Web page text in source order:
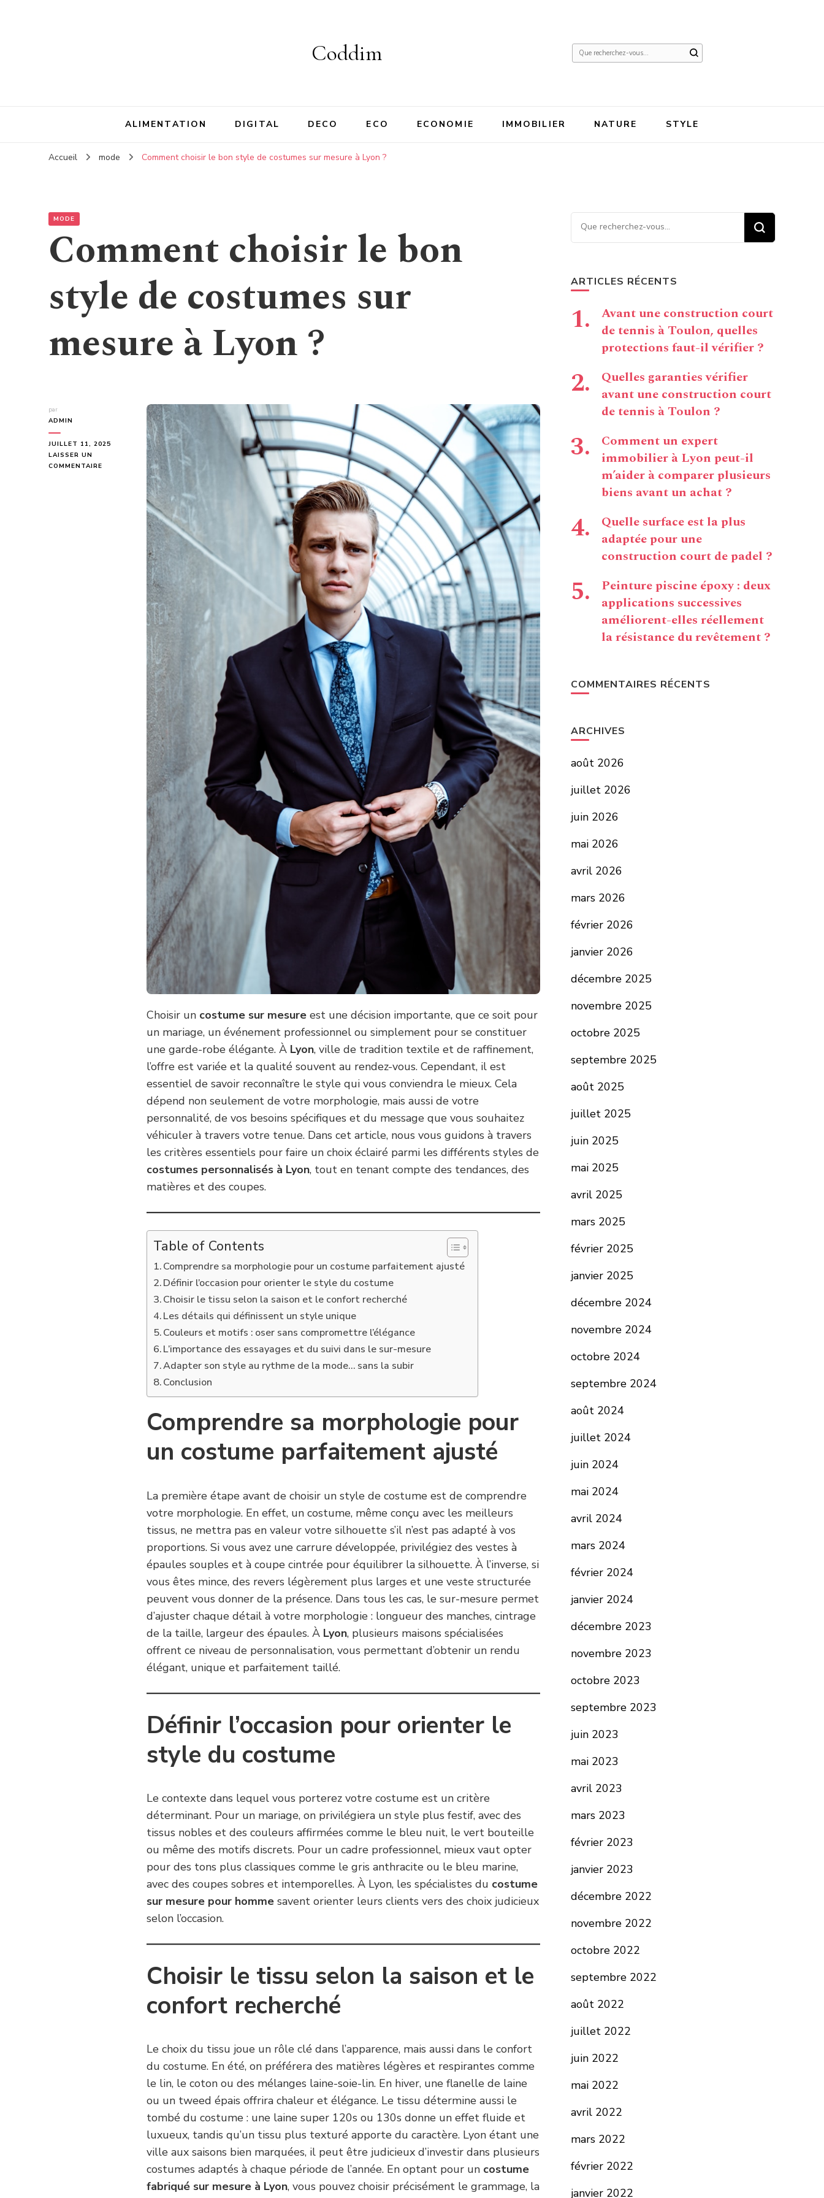
Coddim
Vous
ALIMENTATION DIGITAL DECO ECO ECONOMIE IMMOBILIER NATURE STYLE
Accueil mode Comment choisir le bon style de costumes sur mesure à Lyon ?
MODE
Comment choisir le bon
style de costumes sur
mesure à Lyon ?
par
ADMIN
JUILLET 11, 2025
LAISSER UN
COMMENTAIRE
Choisir un costume sur mesure est une décision importante, que ce soit pour
un mariage, un événement professionnel ou simplement pour se constituer
une garde-robe élégante. À Lyon, ville de tradition textile et de raffinement,
l’offre est variée et la qualité souvent au rendez-vous. Cependant, il est
essentiel de savoir reconnaître le style qui vous conviendra le mieux. Cela
dépend non seulement de votre morphologie, mais aussi de votre
personnalité, de vos besoins spécifiques et du message que vous souhaitez
véhiculer à travers votre tenue. Dans cet article, nous vous guidons à travers
les critères essentiels pour faire un choix éclairé parmi les différents styles de
costumes personnalisés à Lyon, tout en tenant compte des tendances, des
matières et des coupes.
Table of Contents
Comprendre sa morphologie pour un costume parfaitement ajusté
Définir l’occasion pour orienter le style du costume
Choisir le tissu selon la saison et le confort recherché
Les détails qui définissent un style unique
Couleurs et motifs : oser sans compromettre l’élégance
L’importance des essayages et du suivi dans le sur-mesure
Adapter son style au rythme de la mode… sans la subir
Conclusion
Comprendre sa morphologie pour
un costume parfaitement ajusté
La première étape avant de choisir un style de costume est de comprendre
votre morphologie. En effet, un costume, même conçu avec les meilleurs
tissus, ne mettra pas en valeur votre silhouette s’il n’est pas adapté à vos
proportions. Si vous avez une carrure développée, privilégiez des vestes à
épaules souples et à coupe cintrée pour équilibrer la silhouette. À l’inverse, si
vous êtes mince, des revers légèrement plus larges et une veste structurée
peuvent vous donner de la présence. Dans tous les cas, le sur-mesure permet
d’ajuster chaque détail à votre morphologie : longueur des manches, cintrage
de la taille, largeur des épaules. À Lyon, plusieurs maisons spécialisées
offrent ce niveau de personnalisation, vous permettant d’obtenir un rendu
élégant, unique et parfaitement taillé.
Définir l’occasion pour orienter le
style du costume
Le contexte dans lequel vous porterez votre costume est un critère
déterminant. Pour un mariage, on privilégiera un style plus festif, avec des
tissus nobles et des couleurs affirmées comme le bleu nuit, le vert bouteille
ou même des motifs discrets. Pour un cadre professionnel, mieux vaut opter
pour des tons plus classiques comme le gris anthracite ou le bleu marine,
avec des coupes sobres et intemporelles. À Lyon, les spécialistes du costume
sur mesure pour homme savent orienter leurs clients vers des choix judicieux
selon l’occasion.
Choisir le tissu selon la saison et le
confort recherché
Le choix du tissu joue un rôle clé dans l’apparence, mais aussi dans le confort
du costume. En été, on préférera des matières légères et respirantes comme
le lin, le coton ou des mélanges laine-soie-lin. En hiver, une flanelle de laine
ou un tweed épais offrira chaleur et élégance. Le tissu détermine aussi le
tombé du costume : une laine super 120s ou 130s donne un effet fluide et
luxueux, tandis qu’un tissu plus texturé apporte du caractère. Lyon étant une
ville aux saisons bien marquées, il peut être judicieux d’investir dans plusieurs
costumes adaptés à chaque période de l’année. En optant pour un costume
fabriqué sur mesure à Lyon, vous pouvez choisir précisément le grammage, la
Vous recherchiez quelque
chose ?
ARTICLES RÉCENTS
Avant une construction court
de tennis à Toulon, quelles
protections faut-il vérifier ?
Quelles garanties vérifier
avant une construction court
de tennis à Toulon ?
Comment un expert
immobilier à Lyon peut-il
m’aider à comparer plusieurs
biens avant un achat ?
Quelle surface est la plus
adaptée pour une
construction court de padel ?
Peinture piscine époxy : deux
applications successives
améliorent-elles réellement
la résistance du revêtement ?
COMMENTAIRES RÉCENTS
ARCHIVES
août 2026
juillet 2026
juin 2026
mai 2026
avril 2026
mars 2026
février 2026
janvier 2026
décembre 2025
novembre 2025
octobre 2025
septembre 2025
août 2025
juillet 2025
juin 2025
mai 2025
avril 2025
mars 2025
février 2025
janvier 2025
décembre 2024
novembre 2024
octobre 2024
septembre 2024
août 2024
juillet 2024
juin 2024
mai 2024
avril 2024
mars 2024
février 2024
janvier 2024
décembre 2023
novembre 2023
octobre 2023
septembre 2023
juin 2023
mai 2023
avril 2023
mars 2023
février 2023
janvier 2023
décembre 2022
novembre 2022
octobre 2022
septembre 2022
août 2022
juillet 2022
juin 2022
mai 2022
avril 2022
mars 2022
février 2022
janvier 2022